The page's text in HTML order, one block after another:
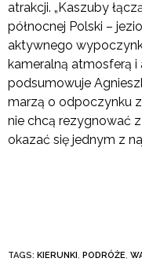
atrakcji. „Kaszuby
północnej Polski –
aktywnego
kameralną atmosferą i
podsumowuje
marzą o odpoczynku
nie chcą rezygnować
okazać się jednym z
TAGS: KIERUNKI , PODRÓŻE,